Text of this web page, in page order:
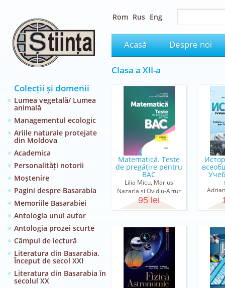
Colecții și domenii
Lumea vegetală/ Lumea
animală
Managementul ecologic
Ariile naturale protejate
din Moldova
Academica
Personalități notorii
Moștenire
Pagini despre Basarabia
Memoriile Basarabiei
Antologia unui autor
Antologia prozei scurte
Câmpul de lectură
Literatura din Basarabia.
Început de secol XXI
Literatura din Basarabia în
secolul XX
Rom Rus Eng
Acasă Despre noi
Clasa a XII-a
Matematică. Teste
de pregătire pentru
BAC
Lilia Micu, Marius
Nazaria și Ovidiu-Artur
Harunjen
95 lei
Felea,